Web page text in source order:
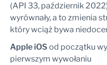
(API 33, październik
wyrównały, a to zmienia
który wciąż bywa
Apple iOS od początku
pierwszym wywołaniu